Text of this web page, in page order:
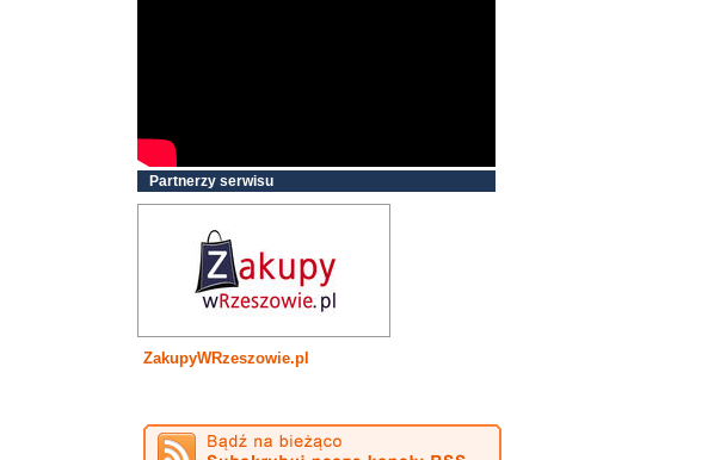
Partnerzy serwisu
ZakupyWRzeszowie.pl